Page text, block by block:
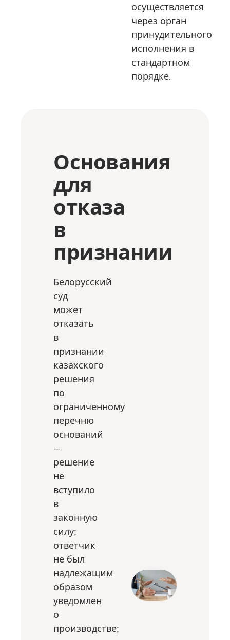
осуществляется
через орган
принудительного
исполнения в
стандартном
порядке.
Основания
для
отказа
в
признании
Белорусский
суд
может
отказать
в
признании
казахского
решения
по
ограниченному
перечню
оснований
—
решение
не
вступило
в
законную
силу;
ответчик
не был
надлежащим
образом
уведомлен
о
производстве;